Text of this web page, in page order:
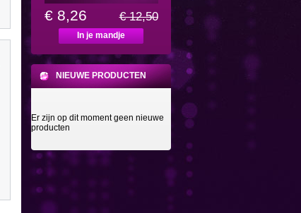
€ 8,26 € 12,50
In je mandje
NIEUWE PRODUCTEN
Er zijn op dit moment geen nieuwe
producten